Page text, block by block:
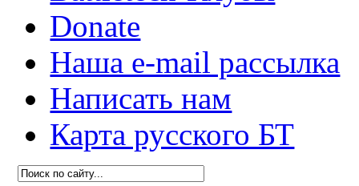
Donate
Наша e-mail рассылка
Написать нам
Карта русского БТ